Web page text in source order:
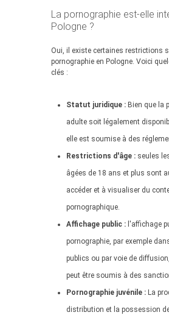
La pornographie est-elle
Pologne ?
Oui, il existe certaines restrictions
pornographie en Pologne. Voici
clés :
Statut juridique : Bien que la
adulte soit légalement
elle est soumise à des
Restrictions d'âge : seules
âgées de 18 ans et plus sont
accéder et à visualiser du
pornographique.
Affichage public : l'affichage
pornographie, par exemple
publics ou par voie de
peut être soumis à des
Pornographie juvénile : La
distribution et la possession